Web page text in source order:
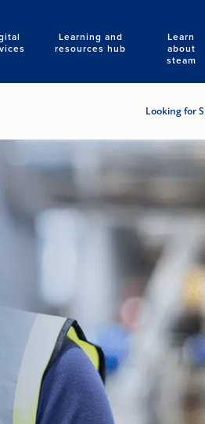
Learning and
resources hub
Learn
about
steam
Search
Looking for